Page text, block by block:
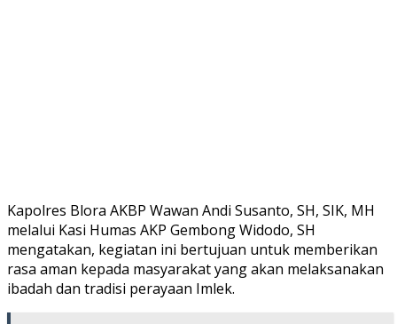
Kapolres Blora AKBP Wawan Andi Susanto, SH, SIK, MH
melalui Kasi Humas AKP Gembong Widodo, SH
mengatakan, kegiatan ini bertujuan untuk memberikan
rasa aman kepada masyarakat yang akan melaksanakan
ibadah dan tradisi perayaan Imlek.